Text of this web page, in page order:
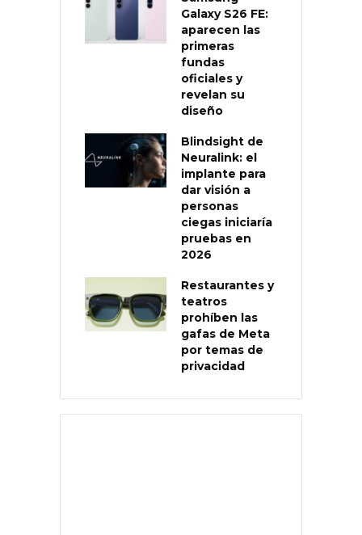
Galaxy S26 FE:
aparecen las
primeras
fundas
oficiales y
revelan su
diseño
Blindsight de
Neuralink: el
implante para
dar visión a
personas
ciegas iniciaría
pruebas en
2026
Restaurantes y
teatros
prohíben las
gafas de Meta
por temas de
privacidad